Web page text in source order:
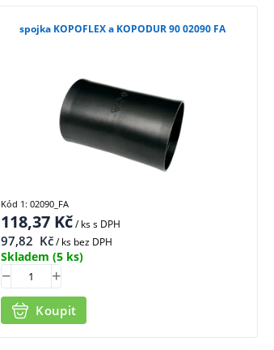
spojka KOPOFLEX a KOPODUR 90 02090 FA
118,37 Kč/ kss DPH
97,82 Kč/ ks bez DPH
Skladem (5 ks)
Koupit
Kód 1: 02090_FA